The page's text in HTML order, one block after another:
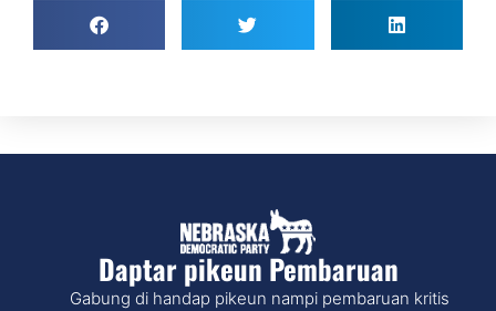
Daptar pikeun Pembaruan
Gabung di handap pikeun nampi pembaruan kritis